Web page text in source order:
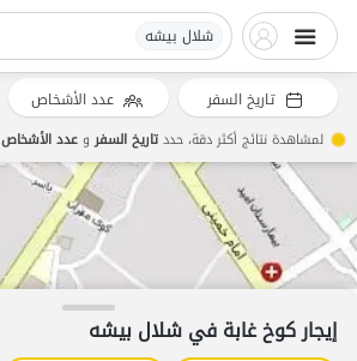
شلال بیشه
إيجار كوخ غابة في شلال بیشه
تاريخ السفر عدد الأشخاص
لمشاهدة نتائج أكثر دقة، حددتاريخ السفروعدد الأشخاص